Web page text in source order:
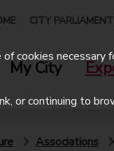
CITY PARLIAMENT
My City
Associations
cookies
or continuing to